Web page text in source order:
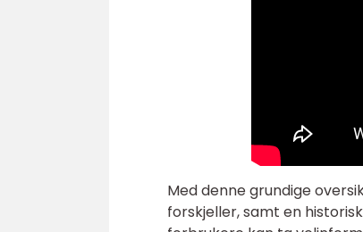
Med denne grundige
forskjeller, samt en